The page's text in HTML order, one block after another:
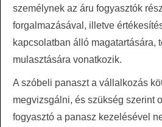
személynek az áru fogyasztók
forgalmazásával, illetve
kapcsolatban álló magatartására,
mulasztására vonatkozik.
A szóbeli panaszt a vállalkozás
megvizsgálni, és szükség szerint
fogyasztó a panasz kezelésével